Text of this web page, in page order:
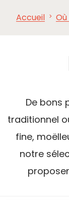
Accueil
De bons
traditionnel
fine,
notre